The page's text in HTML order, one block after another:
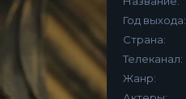
Год выхода:
Страна:
Телеканал:
Жанр: